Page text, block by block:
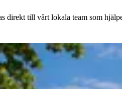
till vårt lokala team som